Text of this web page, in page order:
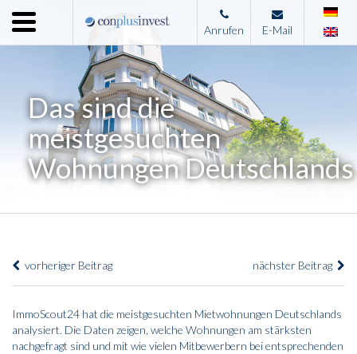
Menu
Home
Unternehmen
Leistungen
Immobilienangebote
News
Impressum
Anrufen E-Mail
Das sind die
meistgesuchten
Wohnungen Deutschlands
vorheriger Beitrag nächster Beitrag
ImmoScout24 hat die meistgesuchten Mietwohnungen Deutschlands
analysiert. Die Daten zeigen, welche Wohnungen am stärksten
nachgefragt sind und mit wie vielen Mitbewerbern bei entsprechenden